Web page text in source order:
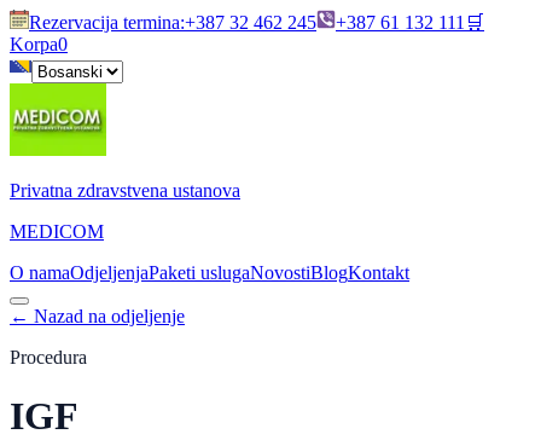
Rezervacija termina:+387 32 462 245 +387 61 132 111 🛒
Korpa0
Privatna zdravstvena ustanova
MEDICOM
O namaOdjeljenjaPaketi uslugaNovostiBlogKontakt
← Nazad na odjeljenje
Procedura
IGF